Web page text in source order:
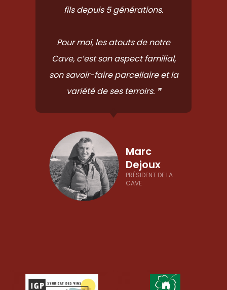
fils depuis 5 générations.
Pour moi, les atouts de notre
Cave, c’est son aspect familial,
son savoir-faire parcellaire et la
variété de ses terroirs. ❞
Marc
Dejoux
PRÉSIDENT DE LA
CAVE